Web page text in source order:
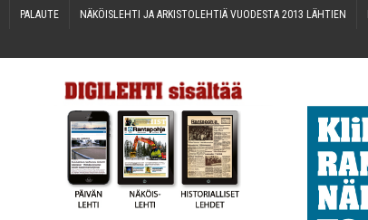
PALAU­TE NÄKÖIS­LEH­TI JA ARKIS­TO­LEH­TIÄ VUO­DES­TA 2013 LÄHTIEN